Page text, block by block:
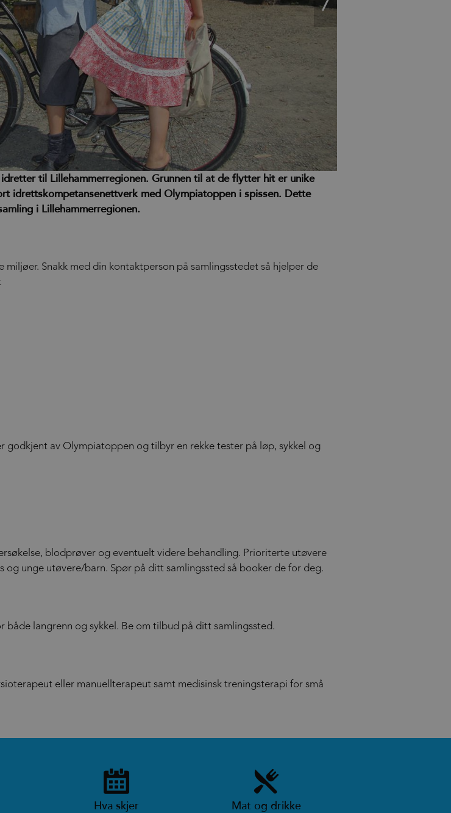
til Lillehammerregionen. Grunnen til at de flytter hit er unike
idrettskompetansenettverk med Olympiatoppen i spissen. Dette
i Lillehammerregionen.
Snakk med din kontaktperson på samlingsstedet så hjelper de
godkjent av Olympiatoppen og tilbyr en rekke tester på løp, sykkel og
blodprøver og eventuelt videre behandling. Prioriterte utøvere
unge utøvere/barn. Spør på ditt samlingssted så booker de for deg.
langrenn og sykkel. Be om tilbud på ditt samlingssted.
eller manuellterapeut samt medisinsk treningsterapi for små
Hva skjer Mat og drikke